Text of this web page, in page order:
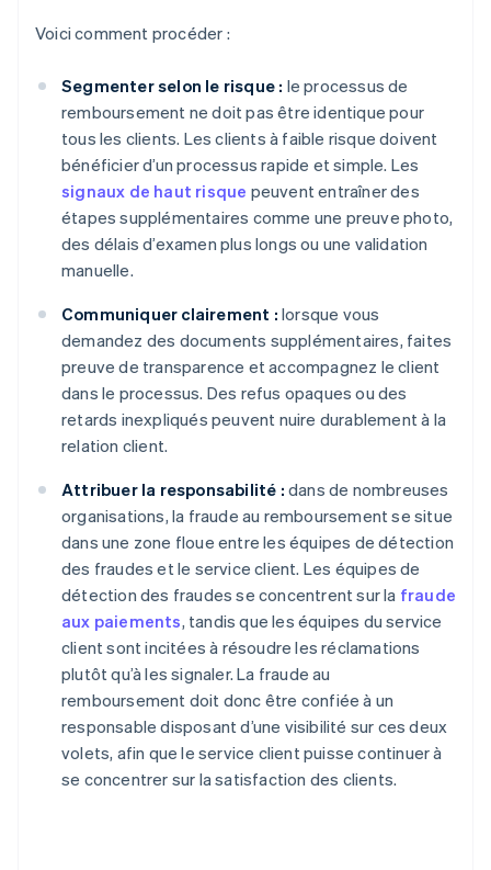
Voici comment procéder :
Segmenter selon le risque : le processus de
remboursement ne doit pas être identique pour
tous les clients. Les clients à faible risque doivent
bénéficier d’un processus rapide et simple. Les
signaux de haut risque peuvent entraîner des
étapes supplémentaires comme une preuve photo,
des délais d’examen plus longs ou une validation
manuelle.
Communiquer clairement : lorsque vous
demandez des documents supplémentaires, faites
preuve de transparence et accompagnez le client
dans le processus. Des refus opaques ou des
retards inexpliqués peuvent nuire durablement à la
relation client.
Attribuer la responsabilité : dans de nombreuses
organisations, la fraude au remboursement se situe
dans une zone floue entre les équipes de détection
des fraudes et le service client. Les équipes de
détection des fraudes se concentrent sur la fraude
aux paiements, tandis que les équipes du service
client sont incitées à résoudre les réclamations
plutôt qu’à les signaler. La fraude au
remboursement doit donc être confiée à un
responsable disposant d’une visibilité sur ces deux
volets, afin que le service client puisse continuer à
se concentrer sur la satisfaction des clients.